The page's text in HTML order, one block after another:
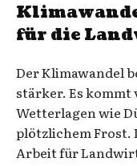
für die
Der Klimawandel
stärker. Es
Wetterlagen wie
plötzlichem Frost.
Arbeit für